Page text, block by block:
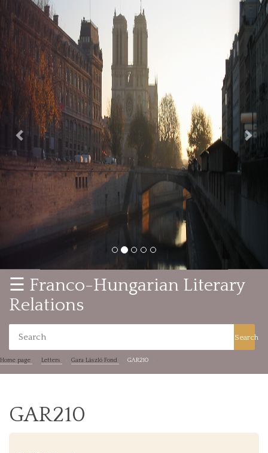
Previous
☰ Franco-Hungarian Literary
Relations
Search
Home page Letters Gara László Fond GAR210
GAR210